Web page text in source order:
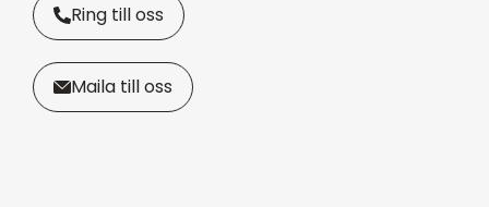
Ring till oss
Maila till oss